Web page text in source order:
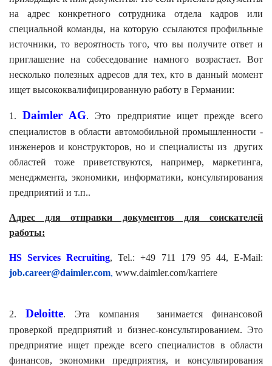
на адрес конкретного сотрудника отдела кадров или
специальной команды, на которую ссылаются профильные
источники, то вероятность того, что вы получите ответ и
приглашение на собеседование намного возрастает. Вот
несколько полезных адресов для тех, кто в данный момент
ищет высококвалифицированную работу в Германии:
1. Daimler AG. Это предприятие ищет прежде всего
специалистов в области автомобильной промышленности -
инженеров и конструкторов, но и специалисты из других
областей тоже приветствуются, например, маркетинга,
менеджмента, экономики, информатики, консультирования
предприятий и т.п..
Адрес для отправки документов для соискателей
работы:
HS Services Recruiting, Tel.: +49 711 179 95 44, E-Mail:
job.career@daimler.com, www.daimler.com/karriere
2. Deloitte. Эта компания занимается финансовой
проверкой предприятий и бизнес-консультированием. Это
предприятие ищет прежде всего специалистов в области
финансов, экономики предприятия, и консультирования